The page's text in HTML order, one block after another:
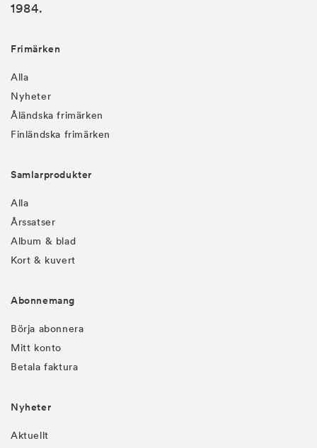
1984.
Frimärken
Alla
Nyheter
Åländska frimärken
Finländska frimärken
Samlarprodukter
Alla
Årssatser
Album & blad
Kort & kuvert
Abonnemang
Börja abonnera
Mitt konto
Betala faktura
Nyheter
Aktuellt